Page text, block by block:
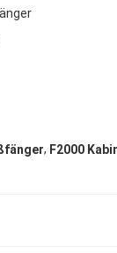
, F2000